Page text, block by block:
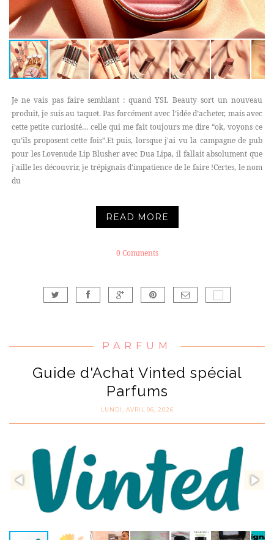
Je ne vais pas faire semblant : quand YSL Beauty sort un nouveau
produit, je suis au taquet. Pas forcément avec l’idée d’acheter, mais avec
cette petite curiosité… celle qui me fait toujours me dire “ok, voyons ce
qu’ils proposent cette fois”.Et puis, lorsque j'ai vu la campagne de pub
pour les Lovenude Lip Blusher avec Dua Lipa, il fallait absolument que
j'aille les découvrir, je trépignais d'impatience de le faire !Certes, le nom
du
READ MORE
0 Comments
PARFUM
Guide d'Achat Vinted spécial
Parfums
LUNDI, AVRIL 06, 2026